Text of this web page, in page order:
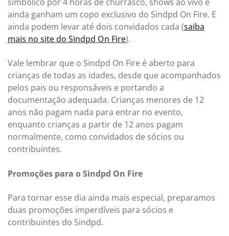
ainda ganham um copo exclusivo do Sindpd On Fire. E
ainda podem levar até dois convidados cada (saiba
mais no site do Sindpd On Fire).
Vale lembrar que o Sindpd On Fire é aberto para
crianças de todas as idades, desde que acompanhados
pelos pais ou responsáveis e portando a
documentação adequada. Crianças menores de 12
anos não pagam nada para entrar no evento,
enquanto crianças a partir de 12 anos pagam
normalmente, como convidados de sócios ou
contribuintes.
Promoções para o Sindpd On Fire
Para tornar esse dia ainda mais especial, preparamos
duas promoções imperdíveis para sócios e
contribuintes do Sindpd.